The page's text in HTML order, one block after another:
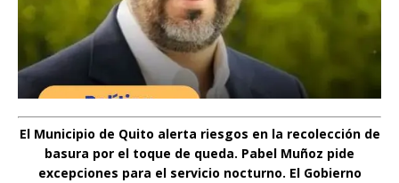
El Municipio de Quito alerta riesgos en la recolección de
basura por el toque de queda. Pabel Muñoz pide
excepciones para el servicio nocturno. El Gobierno